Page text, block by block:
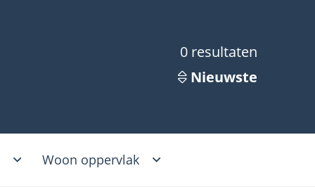
0resultaten
Nieuwste
Woon oppervlak